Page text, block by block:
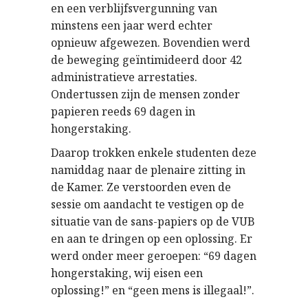
en een verblijfsvergunning van
minstens een jaar werd echter
opnieuw afgewezen. Bovendien werd
de beweging geïntimideerd door 42
administratieve arrestaties.
Ondertussen zijn de mensen zonder
papieren reeds 69 dagen in
hongerstaking.
Daarop trokken enkele studenten deze
namiddag naar de plenaire zitting in
de Kamer. Ze verstoorden even de
sessie om aandacht te vestigen op de
situatie van de sans-papiers op de VUB
en aan te dringen op een oplossing. Er
werd onder meer geroepen: “69 dagen
hongerstaking, wij eisen een
oplossing!” en “geen mens is illegaal!”.